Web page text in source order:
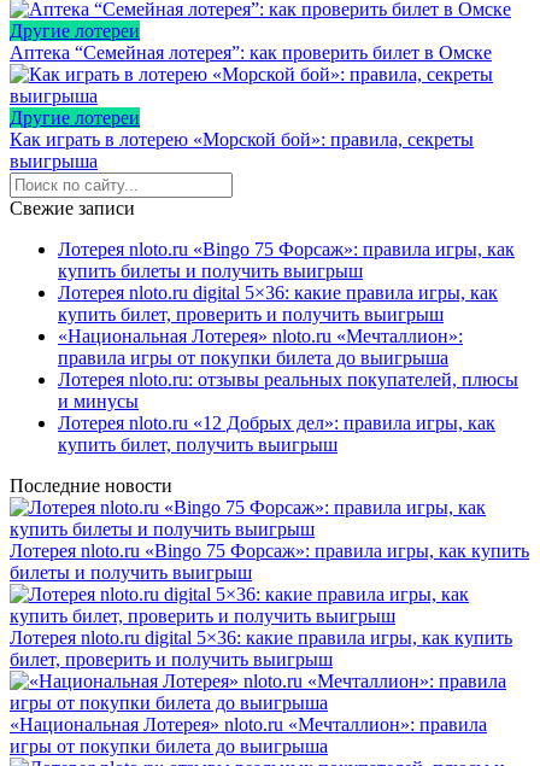
Другие лотереи
Аптека “Семейная лотерея”: как проверить билет в Омске
Другие лотереи
Как играть в лотерею «Морской бой»: правила, секреты
выигрыша
Свежие записи
Лотерея nloto.ru «Bingo 75 Форсаж»: правила игры, как
купить билеты и получить выигрыш
Лотерея nloto.ru digital 5×36: какие правила игры, как
купить билет, проверить и получить выигрыш
«Национальная Лотерея» nloto.ru «Мечталлион»:
правила игры от покупки билета до выигрыша
Лотерея nloto.ru: отзывы реальных покупателей, плюсы
и минусы
Лотерея nloto.ru «12 Добрых дел»: правила игры, как
купить билет, получить выигрыш
Последние новости
Лотерея nloto.ru «Bingo 75 Форсаж»: правила игры, как купить
билеты и получить выигрыш
Лотерея nloto.ru digital 5×36: какие правила игры, как купить
билет, проверить и получить выигрыш
«Национальная Лотерея» nloto.ru «Мечталлион»: правила
игры от покупки билета до выигрыша